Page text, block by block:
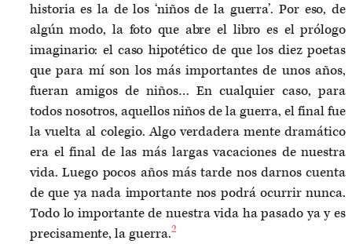
historia es la de los ‘niños de la guerra’. Por eso, de
algún modo, la foto que abre el libro es el prólogo
imaginario: el caso hipotético de que los diez poetas
que para mí son los más importantes de unos años,
fueran amigos de niños… En cualquier caso, para
todos nosotros, aquellos niños de la guerra, el final fue
la vuelta al colegio. Algo verdadera mente dramático
era el final de las más largas vacaciones de nuestra
vida. Luego pocos años más tarde nos darnos cuenta
de que ya nada importante nos podrá ocurrir nunca.
Todo lo importante de nuestra vida ha pasado ya y es
precisamente, la guerra.2